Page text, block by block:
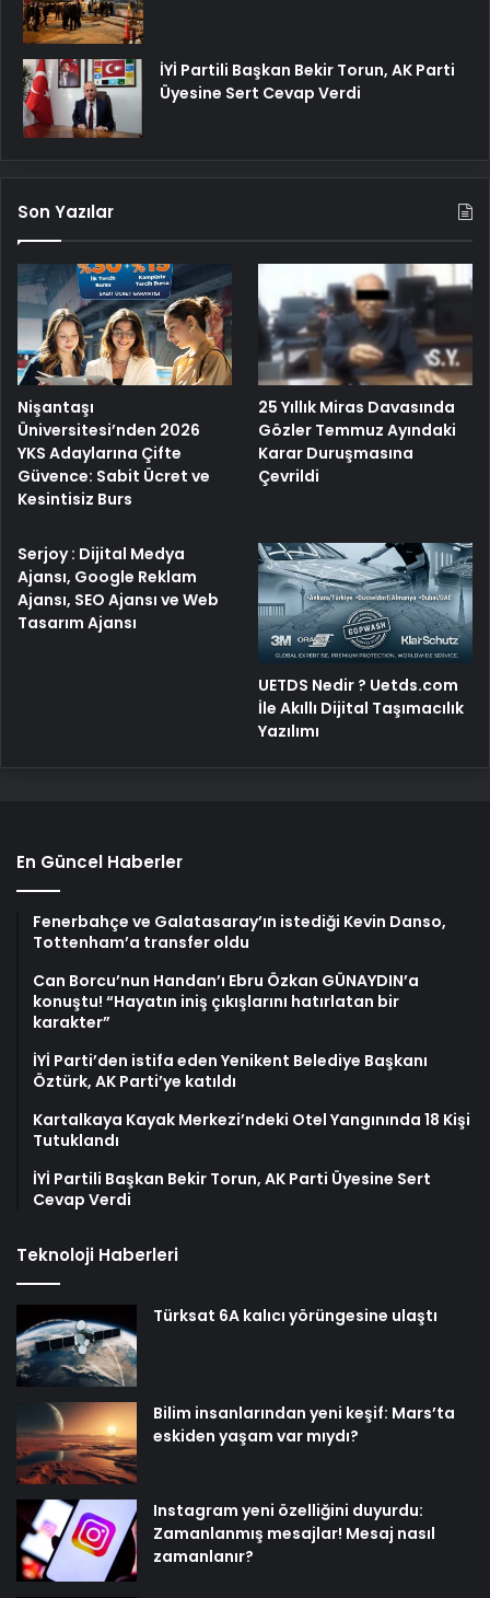
İYİ Partili Başkan Bekir Torun, AK Parti
Üyesine Sert Cevap Verdi
Son Yazılar
Nişantaşı
Üniversitesi’nden 2026
YKS Adaylarına Çifte
Güvence: Sabit Ücret ve
Kesintisiz Burs
25 Yıllık Miras Davasında
Gözler Temmuz Ayındaki
Karar Duruşmasına
Çevrildi
Serjoy : Dijital Medya
Ajansı, Google Reklam
Ajansı, SEO Ajansı ve Web
Tasarım Ajansı
UETDS Nedir ? Uetds.com
İle Akıllı Dijital Taşımacılık
Yazılımı
En Güncel Haberler
Fenerbahçe ve Galatasaray’ın istediği Kevin Danso,
Tottenham’a transfer oldu
Can Borcu’nun Handan’ı Ebru Özkan GÜNAYDIN’a
konuştu! “Hayatın iniş çıkışlarını hatırlatan bir
karakter”
İYİ Parti’den istifa eden Yenikent Belediye Başkanı
Öztürk, AK Parti’ye katıldı
Kartalkaya Kayak Merkezi’ndeki Otel Yangınında 18 Kişi
Tutuklandı
İYİ Partili Başkan Bekir Torun, AK Parti Üyesine Sert
Cevap Verdi
Teknoloji Haberleri
Türksat 6A kalıcı yörüngesine ulaştı
Bilim insanlarından yeni keşif: Mars’ta
eskiden yaşam var mıydı?
Instagram yeni özelliğini duyurdu:
Zamanlanmış mesajlar! Mesaj nasıl
zamanlanır?